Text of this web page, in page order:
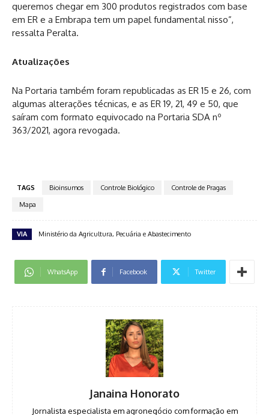
queremos chegar em 300 produtos registrados com base
em ER e a Embrapa tem um papel fundamental nisso”,
ressalta Peralta.
Atualizações
Na Portaria também foram republicadas as ER 15 e 26, com
algumas alterações técnicas, e as ER 19, 21, 49 e 50, que
saíram com formato equivocado na Portaria SDA nº
363/2021, agora revogada.
TAGS Bioinsumos Controle Biológico
Controle de Pragas
Mapa
VIA Ministério da Agricultura, Pecuária e Abastecimento
WhatsApp Facebook Twitter
Janaina Honorato
Jornalista especialista em agronegócio com formação em